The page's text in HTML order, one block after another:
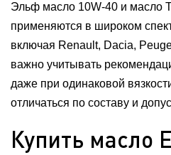
Эльф масло 10W-40 и масло
применяются в широком
включая Renault, Dacia,
важно учитывать
даже при одинаковой
отличаться по составу и
Купить масло